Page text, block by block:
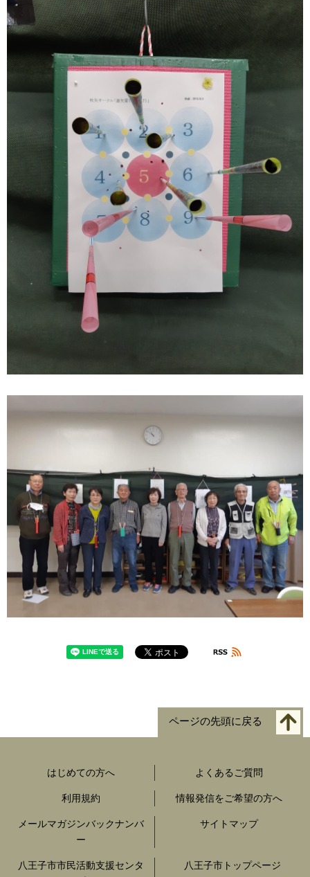
ページの先頭に戻る
はじめての方へ よくあるご質問
利用規約 情報発信をご希望の方へ
メールマガジンバックナンバ
ー
サイトマップ
八王子市市民活動支援センタ
八王子市トップページ